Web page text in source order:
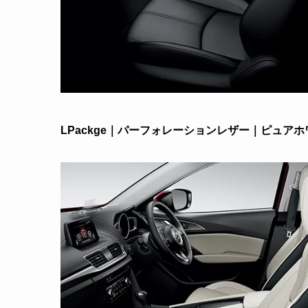
LPackge｜パーフォレーションレザー｜ピュアホ